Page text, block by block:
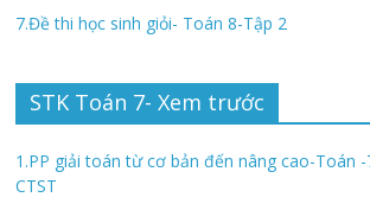
7.Đề thi học sinh giỏi- Toán 8-Tập 2
STK Toán 7- Xem trước
1.PP giải toán từ cơ bản đến nâng cao-Toán
CTST